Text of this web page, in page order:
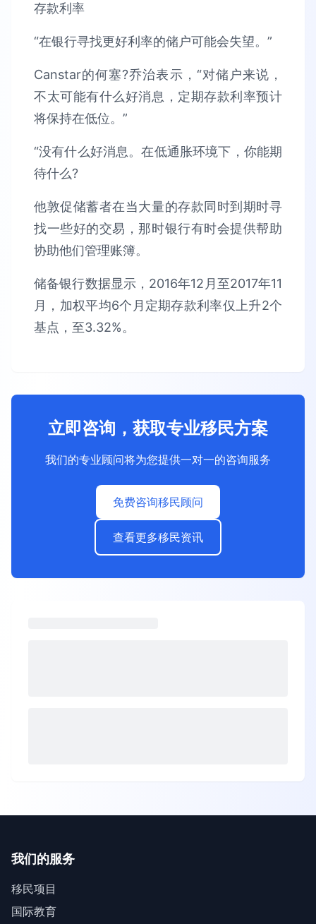
存款利率
“在银行寻找更好利率的储户可能会失望。”
Canstar的何塞?乔治表示，“对储户来说，
不太可能有什么好消息，定期存款利率预计
将保持在低位。”
“没有什么好消息。在低通胀环境下，你能期
待什么?
他敦促储蓄者在当大量的存款同时到期时寻
找一些好的交易，那时银行有时会提供帮助
协助他们管理账簿。
储备银行数据显示，2016年12月至2017年11
月，加权平均6个月定期存款利率仅上升2个
基点，至3.32%。
立即咨询，获取专业移民方案
我们的专业顾问将为您提供一对一的咨询服务
免费咨询移民顾问
查看更多移民资讯
我们的服务
移民项目
国际教育